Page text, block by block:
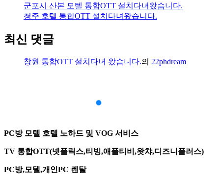
군포시 산본 모텔 통합OTT 설치다녀왔습니다.
청주 호텔 통합OTT 설치다녀왔습니다.
최신 댓글
창원 통합OTT 설치다녀 왔습니다.의 22phdream
PC방 모텔 호텔 노하드 및 VOG 서비스
TV 통합OTT(넷플릭스,티빙,애플티비,왓챠,디즈니플러스)
PC방,모텔,개인PC 렌탈